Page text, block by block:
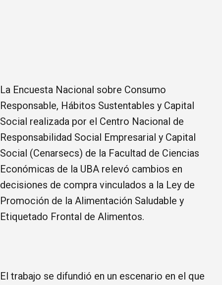
La Encuesta Nacional sobre Consumo
Responsable, Hábitos Sustentables y Capital
Social realizada por el Centro Nacional de
Responsabilidad Social Empresarial y Capital
Social (Cenarsecs) de la Facultad de Ciencias
Económicas de la UBA relevó cambios en
decisiones de compra vinculados a la Ley de
Promoción de la Alimentación Saludable y
Etiquetado Frontal de Alimentos.
El trabajo se difundió en un escenario en el que